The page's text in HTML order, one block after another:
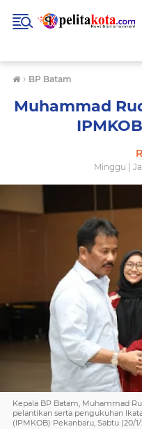
› BP Batam
Muhammad
Minggu |
Kepala BP Batam, Muhammad
pelantikan serta pengukuhan
(IPMKOB) Pekanbaru, Sabtu (20/